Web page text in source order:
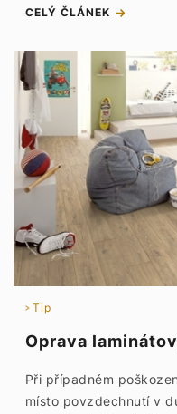
CELÝ ČLÁNEK
Tip
Oprava
Při případném
místo povzdechnutí v